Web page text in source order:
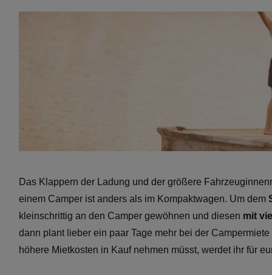
Das Klappern der Ladung und der größere
einem Camper ist anders als im Kompaktwagen. Um dem
kleinschrittig an den Camper gewöhnen und diesen mit
dann plant lieber ein paar Tage mehr bei der
höhere Mietkosten in Kauf nehmen müsst, werdet ihr für